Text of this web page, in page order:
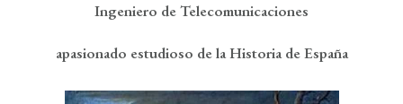
Ingeniero de Telecomunicaciones
apasionado estudioso de la Historia de España